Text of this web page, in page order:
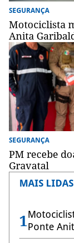
SEGURANÇA
Motociclista
Anita
SEGURANÇA
PM recebe
Gravatal
MAIS LIDAS
1Ponte